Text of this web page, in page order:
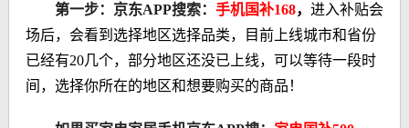
第一步：京东APP搜索： 手机国补168， 进入补贴会
场后，会看到选择地区选择品类，目前上线城市和省份
已经有20几个，部分地区还没已上线，可以等待一段时
间，选择你所在的地区和想要购买的商品！